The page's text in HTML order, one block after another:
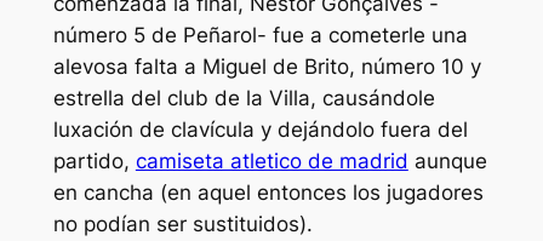
número 5 de Peñarol- fue a cometerle una
alevosa falta a Miguel de Brito, número 10 y
estrella del club de la Villa, causándole
luxación de clavícula y dejándolo fuera del
partido, camiseta atletico de madrid aunque
en cancha (en aquel entonces los jugadores
no podían ser sustituidos).